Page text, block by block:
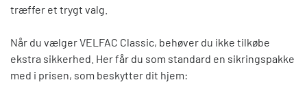
træffer et trygt valg.
Når du vælger VELFAC Classic, behøver du ikke tilkøbe
ekstra sikkerhed. Herfår du som standard en sikringspakke
med i prisen, som beskytter dit hjem: